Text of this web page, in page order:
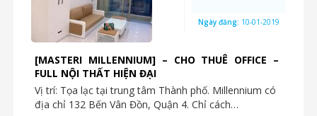
[MASTERI MILLENNIUM] – CHO THUÊ OFFICE –
FULL NỘI THẤT HIỆN ĐẠI
Vị trí: Tọa lạc tại trung tâm Thành phố. Millennium có
địa chỉ 132 Bến Vân Đồn, Quận 4. Chỉ cách…
Ngày đăng: 10-01-2019